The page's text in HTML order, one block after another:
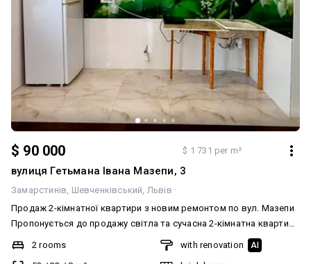
$ 90 000 $ 1 731 per m²
вулиця Гетьмана Івана Мазепи, 3
Замарстинів Шевченківський Львів
Продаж 2-кімнатної квартири з новим ремонтом по вул. Мазепи
Пропонується до продажу світла та сучасна 2-кімнатна квартира
у цегляному будинку на вул. Мазепи. Квартира розташована на
10 поверсі з 22. Загальна площа — 52,3 м². В квартирі виконаний
2 rooms
with renovation AI